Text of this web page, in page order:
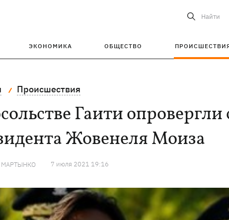
Найти
ЭКОНОМИКА ОБЩЕСТВО
Происшествия
Гаити
Жовенеля Моиза
МАРТЫНКО 7 июля 2021 19:16